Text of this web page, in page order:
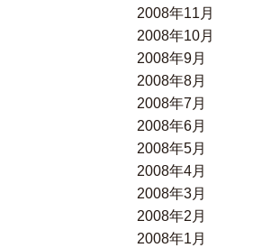
2008年11月
2008年10月
2008年9月
2008年8月
2008年7月
2008年6月
2008年5月
2008年4月
2008年3月
2008年2月
2008年1月